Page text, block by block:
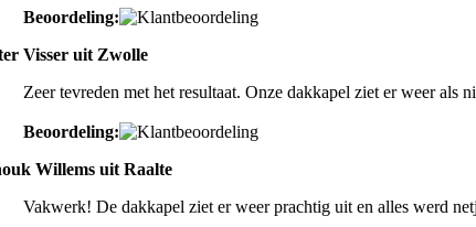
Beoordeling:
Visser uit Zwolle
Zeer tevreden met het resultaat. Onze dakkapel ziet er weer
Beoordeling:
Willems uit Raalte
Vakwerk! De dakkapel ziet er weer prachtig uit en alles werd